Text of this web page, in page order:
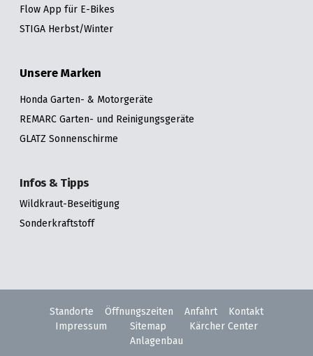
Flow App für E-Bikes
STIGA Herbst/Winter
Unsere Marken
Honda Garten- & Motorgeräte
REMARC Garten- und Reinigungsgeräte
GLATZ Sonnenschirme
Infos & Tipps
Wildkraut-Beseitigung
Sonderkraftstoff
Standorte Öffnungszeiten Anfahrt
Kontakt
Impressum
Sitemap
Kärcher Center
Anlagenbau